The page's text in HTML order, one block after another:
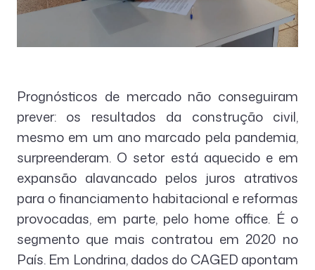
Prognósticos de mercado não conseguiram
prever: os resultados da construção civil,
mesmo em um ano marcado pela pandemia,
surpreenderam. O setor está aquecido e em
expansão alavancado pelos juros atrativos
para o financiamento habitacional e reformas
provocadas, em parte, pelo home office. É o
segmento que mais contratou em 2020 no
País. Em Londrina, dados do CAGED apontam